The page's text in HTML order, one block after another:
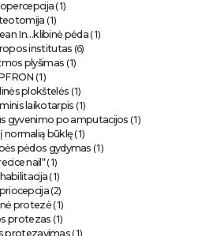
(1)
(1)
In…klibinė pėda(1)
institutas (6)
plyšimas (1)
(1)
plokštelės (1)
laikotarpis (1)
gyvenimo po amputacijos (1)
normalią būklę(1)
pėdos gydymas (1)
nail“(1)
(1)
(2)
protezė(1)
protezas (1)
protezavimas (1)